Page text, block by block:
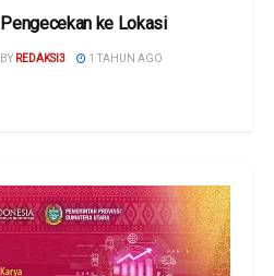
Pengecekan ke Lokasi
BY REDAKSI3 1 TAHUN AGO